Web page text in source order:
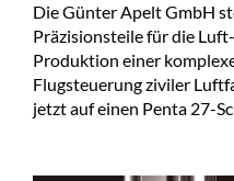
Die Günter Apelt GmbH
Präzisionsteile für die
Produktion einer
Flugsteuerung ziviler
jetzt auf einen Penta 27-